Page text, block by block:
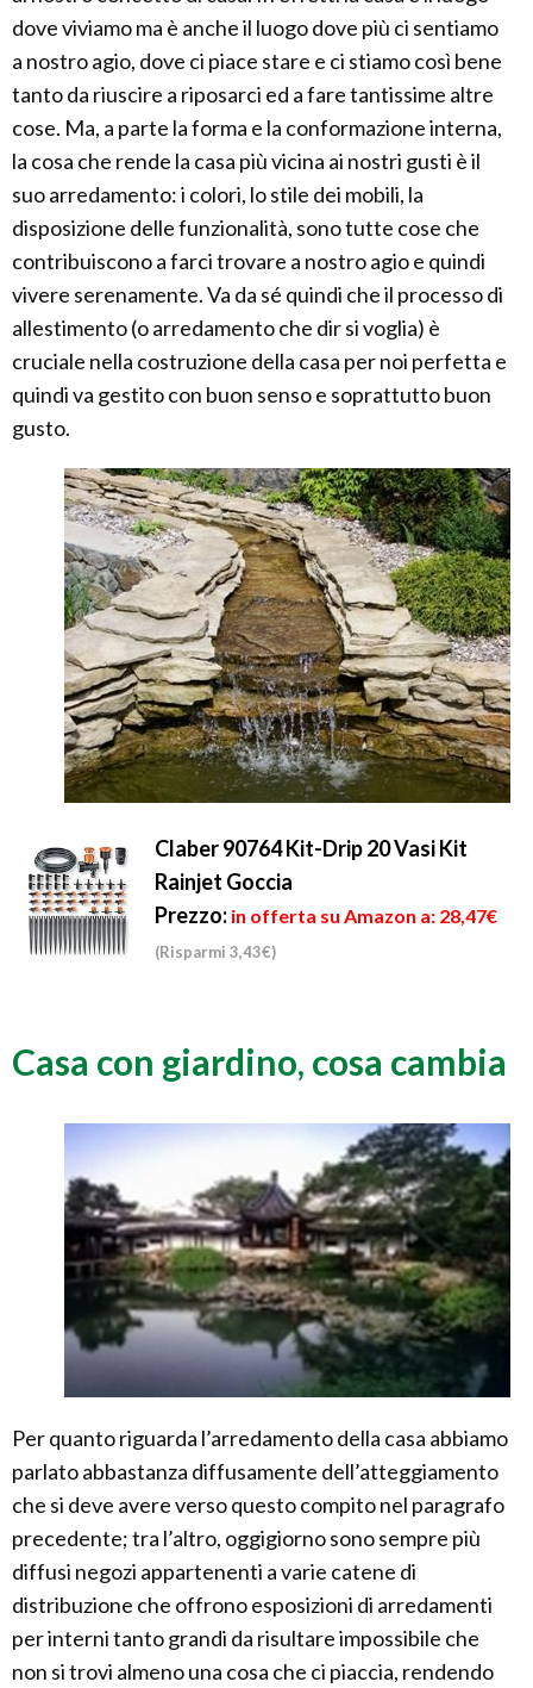
dove viviamo ma è anche il luogo dove più ci sentiamo
a nostro agio, dove ci piace stare e ci stiamo così bene
tanto da riuscire a riposarci ed a fare tantissime altre
cose. Ma, a parte la forma e la conformazione interna,
la cosa che rende la casa più vicina ai nostri gusti è il
suo arredamento: i colori, lo stile dei mobili, la
disposizione delle funzionalità, sono tutte cose che
contribuiscono a farci trovare a nostro agio e quindi
vivere serenamente. Va da sé quindi che il processo di
allestimento (o arredamento che dir si voglia) è
cruciale nella costruzione della casa per noi perfetta e
quindi va gestito con buon senso e soprattutto buon
gusto.
Claber 90764 Kit-Drip 20 Vasi Kit
Rainjet Goccia
Prezzo: in offerta su Amazon a: 28,47€
(Risparmi 3,43€)
Casa con giardino, cosa cambia
Per quanto riguarda l’arredamento della casa abbiamo
parlato abbastanza diffusamente dell’atteggiamento
che si deve avere verso questo compito nel paragrafo
precedente; tra l’altro, oggigiorno sono sempre più
diffusi negozi appartenenti a varie catene di
distribuzione che offrono esposizioni di arredamenti
per interni tanto grandi da risultare impossibile che
non si trovi almeno una cosa che ci piaccia, rendendo